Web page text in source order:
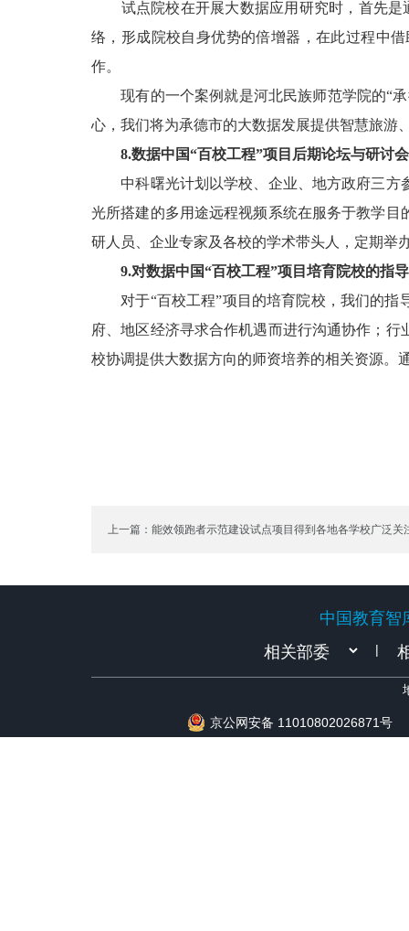
试点院校在开展大数据应用研究时，首先是
络，形成院校自身优势的倍增器，在此过程中
作。
现有的一个案例就是河北民族师范学院的“承
心，我们将为承德市的大数据发展提供智慧旅游
8.数据中国“百校工程”项目后期论坛与研讨
中科曙光计划以学校、企业、地方政府三方
光所搭建的多用途远程视频系统在服务于教学
研人员、企业专家及各校的学术带头人，定期举
9.对数据中国“百校工程”项目培育院校的指
对于“百校工程”项目的培育院校，我们的指
府、地区经济寻求合作机遇而进行沟通协作；
校协调提供大数据方向的师资培养的相关资源。
上一篇：能效领跑者示范建设试点项目得到各地各学校广泛关
中国教育智
|
京公网安备 11010802026871号